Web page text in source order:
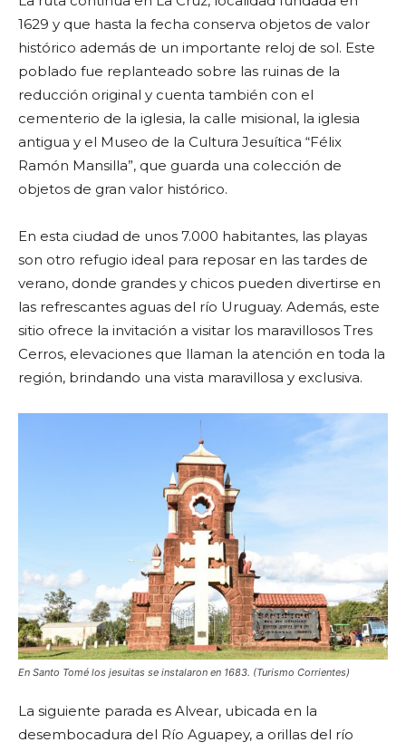
1629 y que hasta la fecha conserva objetos de valor
histórico además de un importante reloj de sol. Este
poblado fue replanteado sobre las ruinas de la
reducción original y cuenta también con el
cementerio de la iglesia, la calle misional, la iglesia
antigua y el Museo de la Cultura Jesuítica “Félix
Ramón Mansilla”, que guarda una colección de
objetos de gran valor histórico.
En esta ciudad de unos 7.000 habitantes, las playas
son otro refugio ideal para reposar en las tardes de
verano, donde grandes y chicos pueden divertirse en
las refrescantes aguas del río Uruguay. Además, este
sitio ofrece la invitación a visitar los maravillosos Tres
Cerros, elevaciones que llaman la atención en toda la
región, brindando una vista maravillosa y exclusiva.
En Santo Tomé los jesuitas se instalaron en 1683. (Turismo Corrientes)
La siguiente parada es Alvear, ubicada en la
desembocadura del Río Aguapey, a orillas del río